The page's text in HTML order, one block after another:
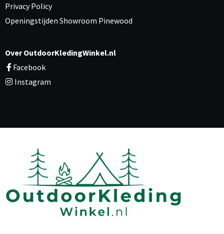
Privacy Policy
Openingstijden Showroom Pinewood
Over OutdoorKledingWinkel.nl
Facebook
Instagram